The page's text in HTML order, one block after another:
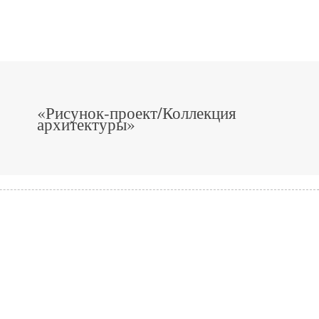
«Рисунок-проект/Коллекция
архитектуры»